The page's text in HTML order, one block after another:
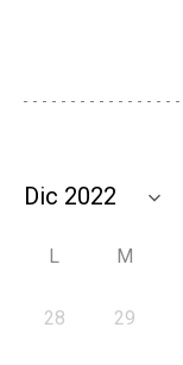
L M
28 29